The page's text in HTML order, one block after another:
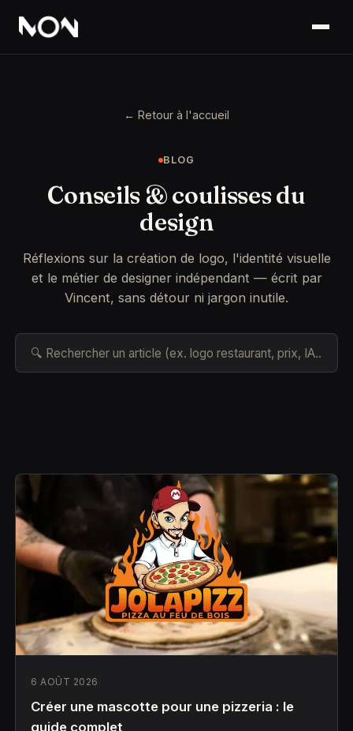
← Retour à l'accueil
BLOG
Conseils & coulisses du
design
Réflexions sur la création de logo, l'identité visuelle
et le métier de designer indépendant — écrit par
Vincent, sans détour ni jargon inutile.
6 AOÛT 2026
Créer une mascotte pour une pizzeria : le
guide complet